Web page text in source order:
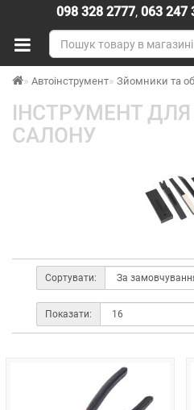
098 328 2777, 063 247
Автоінструмент Зйомники та
ІНСТРУМЕНТ
САЛОНУ
Сортувати:
Показати: